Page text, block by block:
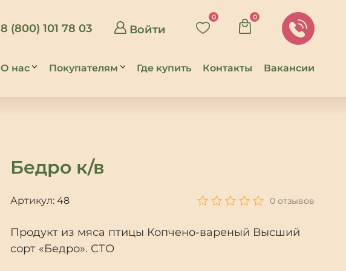
8 (800) 101 78 03 Войти
0 0
О нас
о колбасе
и не только
Реквизиты
Оптовым
клиентам
Покупателям
Политика
возврата
Отзывы
Где купить Контакты Вакансии
Бедро к/в
Артикул: 48 0 отзывов
Продукт из мяса птицы Копчено-вареный Высший
сорт «Бедро». СТО